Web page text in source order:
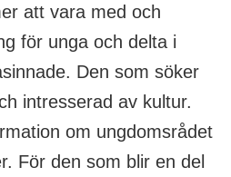
att vara med och
för unga och delta i
Den som söker
intresserad av kultur.
om ungdomsrådet
För den som blir en del